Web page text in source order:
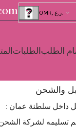
OMR, ر.ع.
الطلباتالطلب
والشحن
داخل سلطنة عمان :
تسليمه لشركة